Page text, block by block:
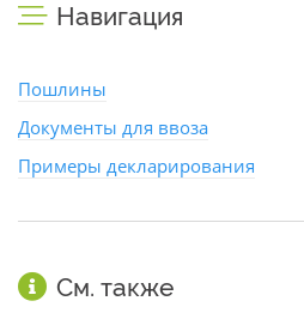
Навигация
Пошлины
Документы для ввоза
Примеры декларирования
См. также